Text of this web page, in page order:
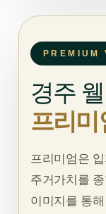
PREMIUM
경주
프리미
프리미엄은
주거가치를
이미지를 통